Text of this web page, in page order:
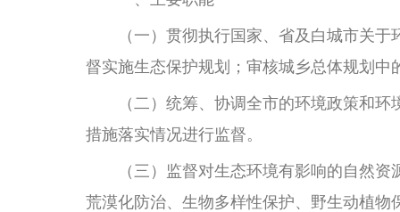
（一）贯彻执行国家、省及白城市关于
督实施生态保护规划；审核城乡总体规划中
（二）统筹、协调全市的环境政策和环
措施落实情况进行监督。
（三）监督对生态环境有影响的自然资
荒漠化防治、生物多样性保护、野生动植物